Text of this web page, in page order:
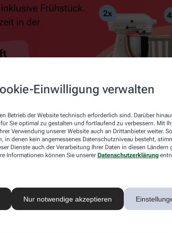
Einwilligung verwalten
Betrieb der Website technisch erforderlich sind. Darüber
Sie optimal zu gestalten und fortlaufend zu verbessern. Mit
Verwendung unserer Website auch an Drittanbieter weiter.
in denen kein angemessenes Datenschutzniveau besteht,
Dienste auch der Verarbeitung Ihrer Daten in diesen Ländern
Informationen können Sie unserer Datenschutzerklärung
Nur notwendige akzeptieren